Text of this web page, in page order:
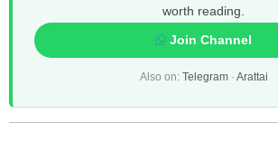
worth reading.
Join Channel
Also on: Telegram· Arattai